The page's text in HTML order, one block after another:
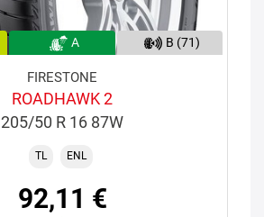
A B (71)
FIRESTONE
ROADHAWK 2
205/50 R 16 87W
TL ENL
92,11 €